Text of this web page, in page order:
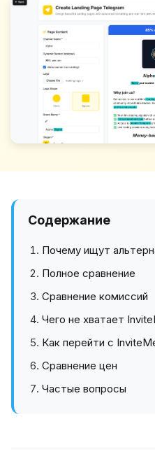
Содержание
Почему ищут
Полное сравнение
Сравнение комиссий
Чего не хватает
Как перейти с
Сравнение цен
Частые вопросы